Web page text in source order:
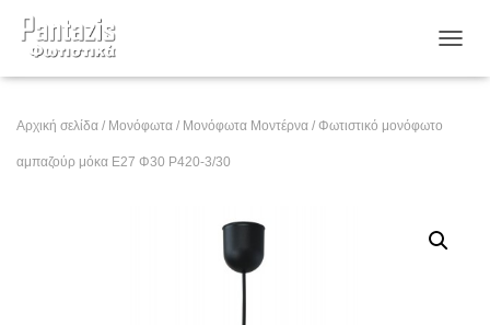
Αρχική σελίδα / Μονόφωτα / Μονόφωτα Μοντέρνα / Φωτιστικό μονόφωτο
αμπαζούρ μόκα Ε27 Φ30 Ρ420-3/30